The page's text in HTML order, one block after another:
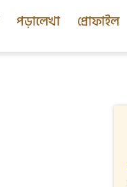
পড়ালেখা প্রোফাইল